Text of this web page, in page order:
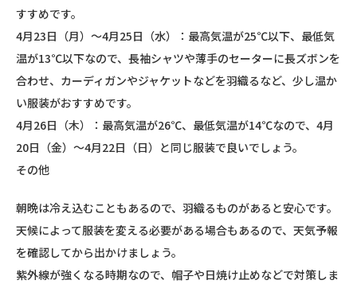
すすめです。
4月23日（月）～4月25日（水）：最高気温が25℃以下、最低気
温が13℃以下なので、長袖シャツや薄手のセーターに長ズボンを
合わせ、カーディガンやジャケットなどを羽織るなど、少し温か
い服装がおすすめです。
4月26日（木）：最高気温が26℃、最低気温が14℃なので、4月
20日（金）～4月22日（日）と同じ服装で良いでしょう。
その他
朝晩は冷え込むこともあるので、羽織るものがあると安心です。
天候によって服装を変える必要がある場合もあるので、天気予報
を確認してから出かけましょう。
紫外線が強くなる時期なので、帽子や日焼け止めなどで対策しま